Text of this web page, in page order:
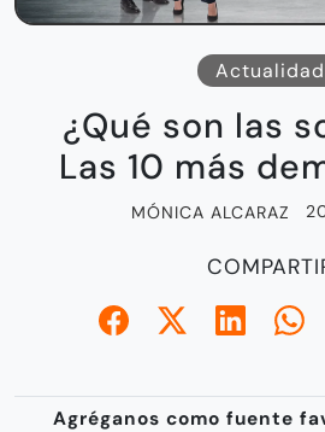
Actualidad
¿Qué son las
Las 10 más
MÓNICA ALCARAZ
Agréganos como fuente